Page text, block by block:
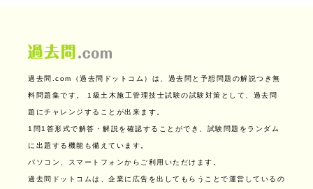
過去問.com（過去問ドットコム）は、過去問と予想問題の解説つき無
料問題集です。 1級土木施工管理技士試験の試験対策として、過去問
題にチャレンジすることが出来ます。
1問1答形式で解答・解説を確認することができ、試験問題をランダム
に出題する機能も備えています。
パソコン、スマートフォンからご利用いただけます。
過去問ドットコムは、企業に広告を出してもらうことで運営しているの